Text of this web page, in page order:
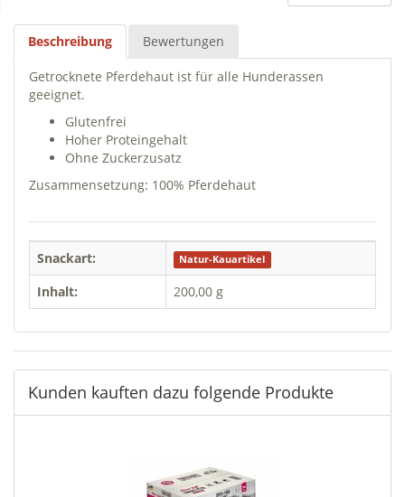
Beschreibung Bewertungen
Getrocknete Pferdehaut ist für alle Hunderassen
geeignet.
Glutenfrei
Hoher Proteingehalt
Ohne Zuckerzusatz
Zusammensetzung: 100% Pferdehaut
Snackart: Natur-Kauartikel
Inhalt: 200,00 g
Kunden kauften dazu folgende Produkte